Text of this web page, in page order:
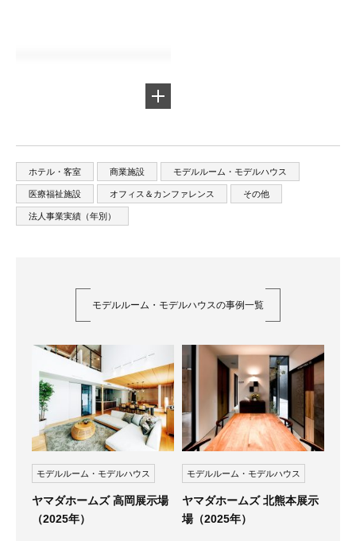
ホテル・客室 商業施設 モデルルーム・モデルハウス
医療福祉施設 オフィス＆カンファレンス その他
法人事業実績（年別）
モデルルーム・モデルハウスの事例一覧
モデルルーム・モデルハウス
ヤマダホームズ 高岡展示場
（2025年）
モデルルーム・モデルハウス
ヤマダホームズ 北熊本展示
場（2025年）